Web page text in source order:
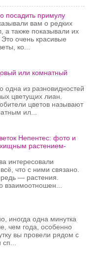
посадить примулу
вам о редких
а также показывали их
очень красивые
ко...
или комнатный
из разновидностей
цветущих лиан.
цветов называют
ил...
Непентес: фото и
растением-
интересовали
что с ними связано.
— растения.
взаимоотношен...
иногда одна минутка
чем года, особенно
вы провели рядом с